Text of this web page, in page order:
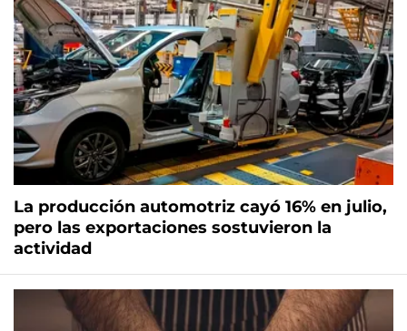
La producción automotriz cayó 16% en julio,
pero las exportaciones sostuvieron la
actividad